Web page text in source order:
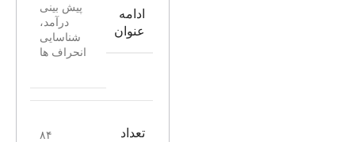
ادامه
عنوان
پیش بینی
درآمد،
شناسایی
انحراف ها
تعداد
۸۴